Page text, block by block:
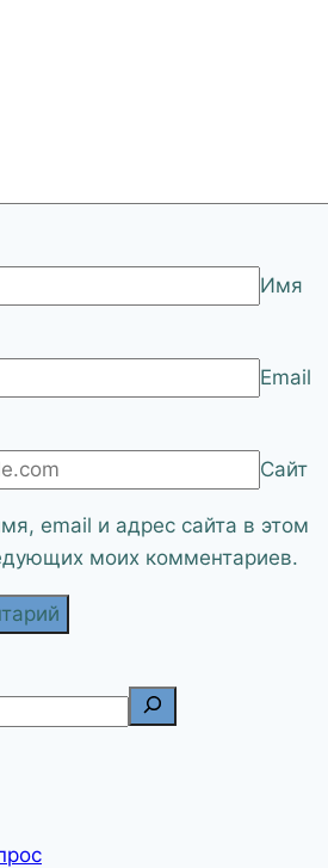
Имя
Email
Сайт
email и адрес сайта в этом
моих комментариев.